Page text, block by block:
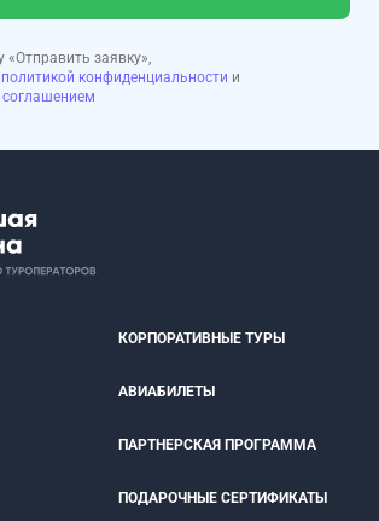
заявку»,
политикой конфиденциальности и
КОРПОРАТИВНЫЕ ТУРЫ
АВИАБИЛЕТЫ
ПАРТНЕРСКАЯ ПРОГРАММА
ПОДАРОЧНЫЕ СЕРТИФИКАТЫ